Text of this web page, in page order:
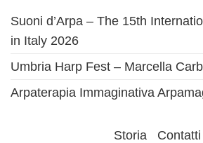
Suoni d’Arpa – The 15th
in Italy 2026
Umbria Harp Fest – Marcella
Arpaterapia Immaginativa
Storia Contatti